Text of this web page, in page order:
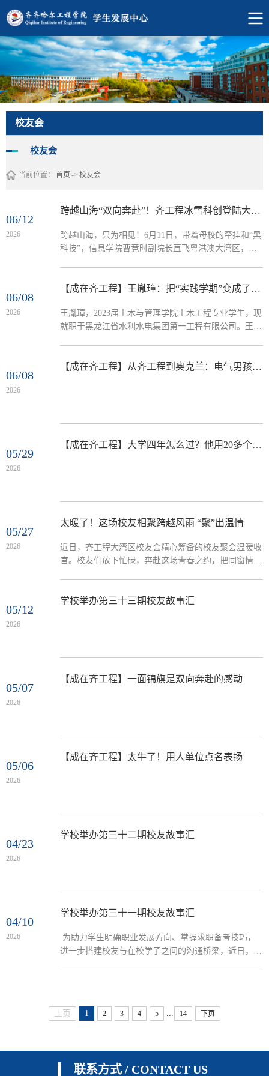
校友会
校友会
当前位置： 首页 -> 校友会
06/12
2026
跨越山海“双向奔赴”！齐工程冰雪科创登陆大湾区，这波联动太燃！
跨越山海，只为相见！6月11日，带着母校的牵挂和“黑
科技”，信息学院曹竞时副院长直飞粤港澳大湾区，和
下飞机，94级刘炳仁师兄早已等候多时，大湾区校友会
跨越千公里的“家人待遇”，真的是狠狠破防了！校友们
放下繁忙工作，只为给母校最坚实的后盾，这情谊，绝
06/08
2026
【成在齐工程】王胤璋：把“实践学期”变成了职场加速器
王胤璋，2023届土木与管理学院土木工程专业学生，现
就职于黑龙江省水利水电集团第一工程有限公司。王胤
很多人问王胤璋：你是怎么做到的？他的回答很简短：
06/08
2026
【成在齐工程】从齐工程到奥克兰：电气男孩与一封世界百强名校录取信
05/29
2026
【成在齐工程】大学四年怎么过？他用20多个奖和近9万元奖金回答了
05/27
2026
太暖了！这场校友相聚跨越风雨 “聚”出温情
近日，齐工程大湾区校友会精心筹备的校友聚会温暖收
官。校友们放下忙碌，奔赴这场青春之约，把同窗情谊
时刻”频现：张鑫新校友女儿献歌点燃氛围；赵朝栋校
05/12
2026
学校举办第三十三期校友故事汇
05/07
2026
【成在齐工程】一面锦旗是双向奔赴的感动
05/06
2026
【成在齐工程】太牛了！用人单位点名表扬
04/23
2026
学校举办第三十二期校友故事汇
04/10
2026
学校举办第三十一期校友故事汇
​ 为助力学生明确职业发展方向、掌握求职备考技巧，
进一步搭建校友与在校学子之间的沟通桥梁，近日，信
上，高敏首先对宫丽娜的到来表示热烈欢迎，并鼓励同
上页 1 2 3 4 5 14 下页
联系方式 / CONTACT US